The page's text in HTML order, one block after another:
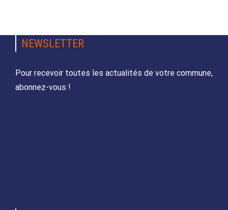
NEWSLETTER
Pour recevoir toutes les actualités de votre commune,
abonnez-vous !